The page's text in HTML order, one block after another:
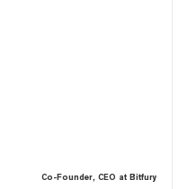
Co-Founder, CEO at Bitfury